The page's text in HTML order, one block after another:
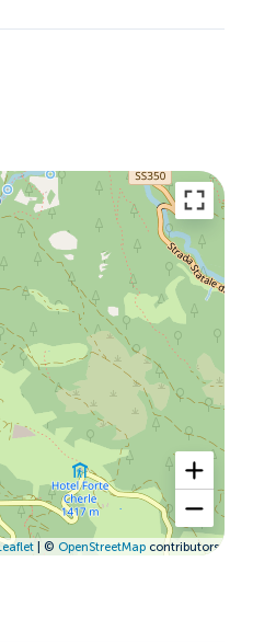
Leaflet| © OpenStreetMapcontributors